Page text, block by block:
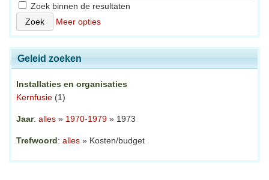
Zoek binnen de resultaten
Meer opties
Geleid zoeken
Installaties en organisaties
Kernfusie (1)
Jaar: alles » 1970-1979 » 1973
Trefwoord: alles » Kosten/budget